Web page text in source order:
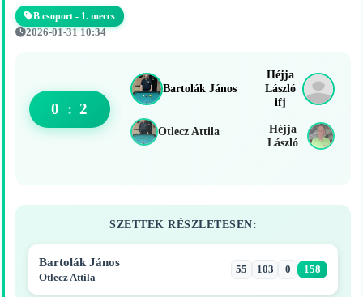
B csoport - 1. meccs
2026-01-31 10:34
Bartolák János
Otlecz Attila
0 : 2
Héjja
László
ifj
Héjja
László
SZETTEK RÉSZLETESEN:
Bartolák János
Otlecz Attila
55 103 0 158